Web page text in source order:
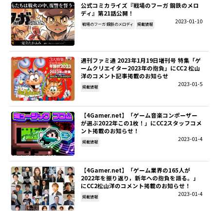
公式コミカライズ『戦場のフーガ 鋼鉄のメロ
ディ』第21話公開！
2023-01-10
戦場のフーガ 鋼鉄のメロディ 掲載情報
週刊ファミ通 2023年1月19日増刊号 特集「ゲ
ームクリエイター2023年の抱負」にCC2 松山
洋のコメント記事掲載のお知らせ
2023-01-5
掲載情報
【4Gamer.net】「ゲーム音楽コンポーザー
が選ぶ2022年この1枚！」にCC2スタッフコメ
ント掲載のお知らせ！
2023-01-4
掲載情報
【4Gamer.net】「ゲーム業界の165人が
2022年を振り返り，新年への抱負を語る。」
にCC2松山洋のコメント掲載のお知らせ！
2023-01-4
掲載情報